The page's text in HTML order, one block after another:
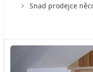
Snad prodejce